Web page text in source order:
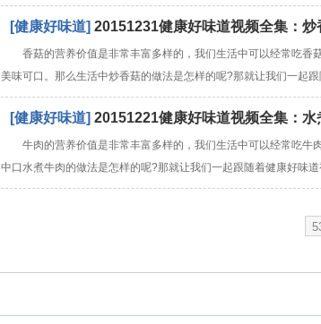
[健康好味道] 20151231健康好味道视频全集：炒
香菇的营养价值是非常丰富多样的，我们生活中可以经常吃香
美味可口。那么生活中炒香菇的做法是怎样的呢?那就让我们一起
[健康好味道] 20151221健康好味道视频全集：水
牛肉的营养价值是非常丰富多样的，我们生活中可以经常吃牛
中口水煮牛肉的做法是怎样的呢?那就让我们一起跟随着健康好味